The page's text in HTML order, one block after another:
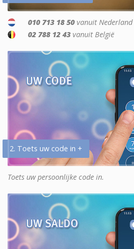
010 713 18 50 vanuit Nederland
02 788 12 43 vanuit België
2. Toets uw code in +
Toets uw persoonlijke code in.